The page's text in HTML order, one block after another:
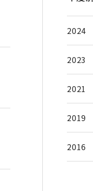
2024
2023
2021
2019
2016